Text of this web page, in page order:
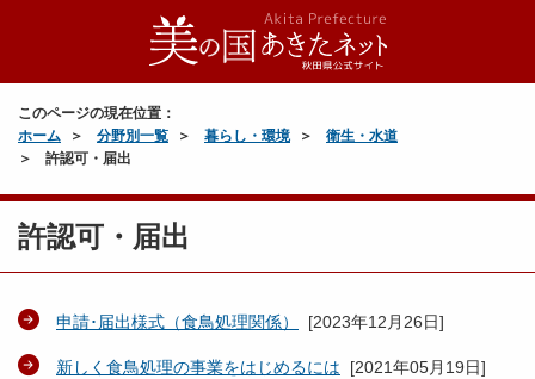
このページの現在位置：
ホーム
分野別一覧 暮らし・環境
衛生・水道
許認可・届出
許認可・届出
申請･届出様式（食鳥処理関係） [2023年12月26日]
新しく食鳥処理の事業をはじめるには [2021年05月19日]